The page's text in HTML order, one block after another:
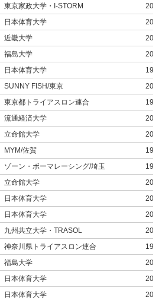
東京家政大学・I-STORM
2004
日本体育大学
2004
近畿大学
2003
福島大学
2006
日本体育大学
1999
SUNNY FISH/東京
2002
東京都トライアスロン連合
1997
流通経済大学
2005
立命館大学
2005
MYM/佐賀
1997
ゾーン・ボーマレーシング/埼玉
1989
立命館大学
2004
日本体育大学
2003
日本体育大学
2004
九州共立大学・TRASOL
2004
神奈川県トライアスロン連合
1999
福島大学
2005
日本体育大学
2004
日本体育大学
2005